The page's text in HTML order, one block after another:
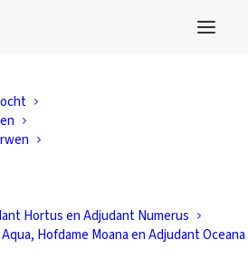
Hortus en Adjudant Numerus
Hofdame Moana en Adjudant Oceana